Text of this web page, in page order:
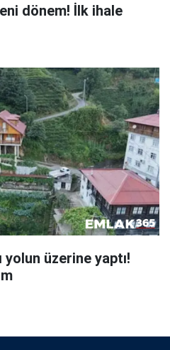
dönem! İlk ihale
yolun üzerine yaptı!